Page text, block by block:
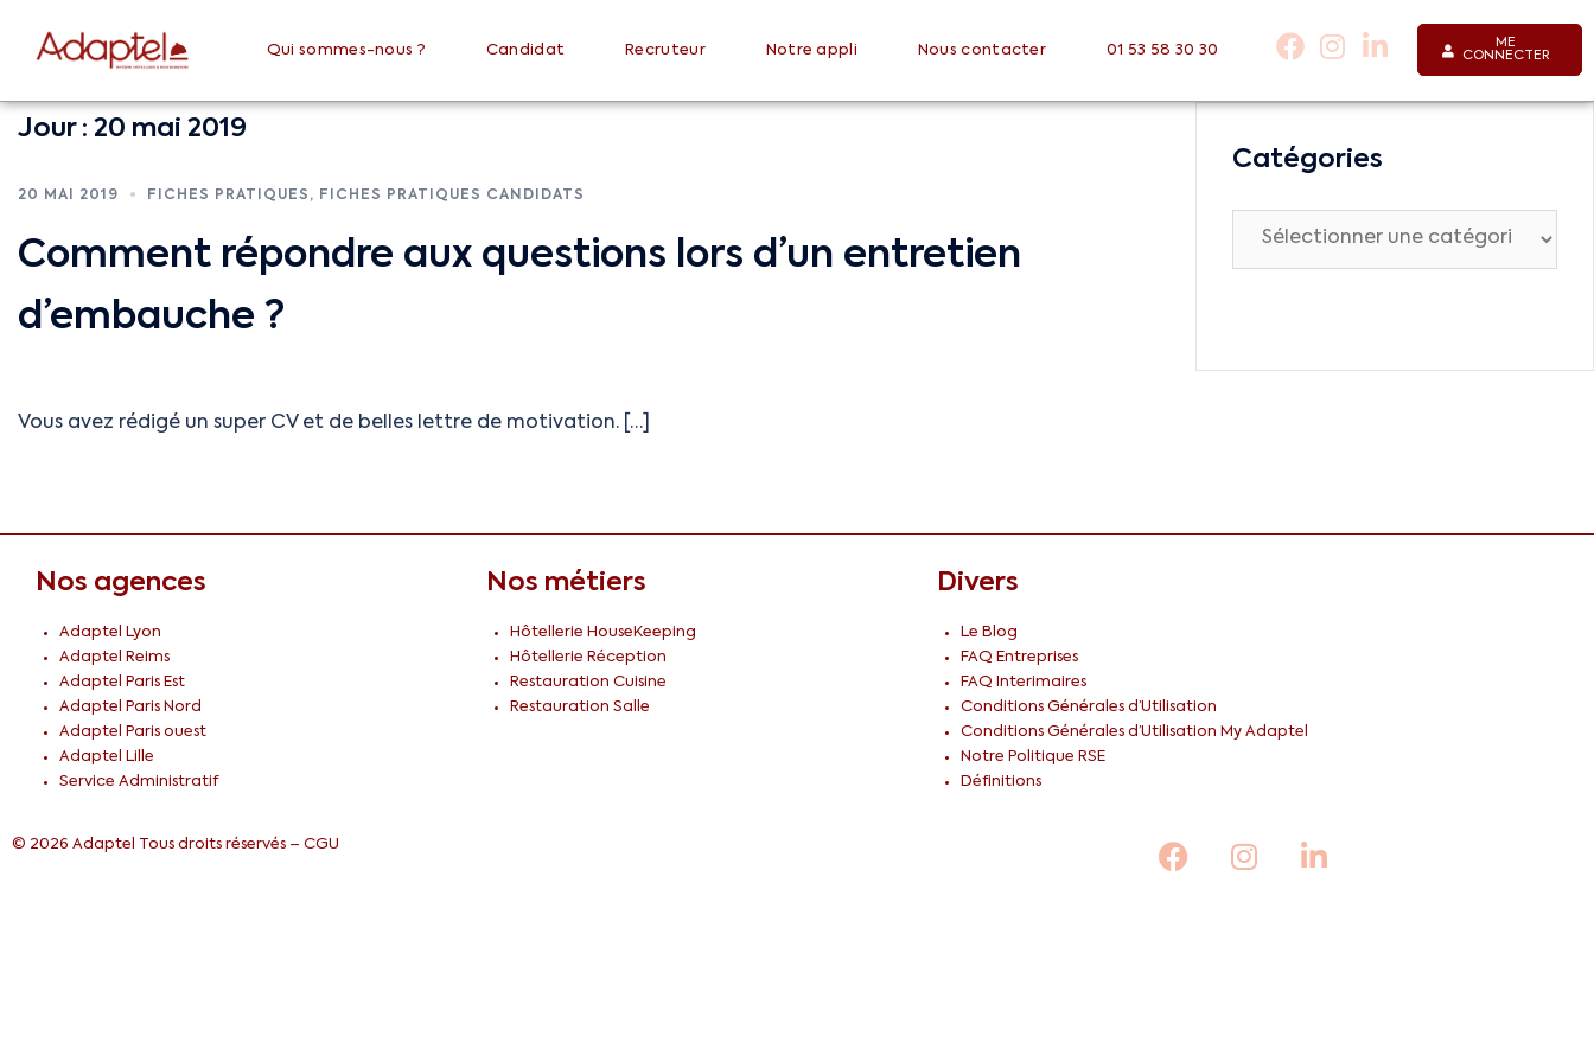
Qui sommes-nous ? Candidat Recruteur Notre appli Nous contacter 01 53 58 30 30
ME
CONNECTER
Jour : 20 mai 2019
20 MAI 2019 FICHES PRATIQUES , FICHES PRATIQUES CANDIDATS
Comment répondre aux questions lors d’un entretien
d’embauche ?
Vous avez rédigé un super CV et de belles lettre de motivation. […]
Catégories
Nos agences
Adaptel Lyon
Adaptel Reims
Adaptel Paris Est
Adaptel Paris Nord
Adaptel Paris ouest
Adaptel Lille
Service Administratif
Nos métiers
Hôtellerie HouseKeeping
Hôtellerie Réception
Restauration Cuisine
Restauration Salle
Divers
Le Blog
FAQ Entreprises
FAQ Interimaires
Conditions Générales d’Utilisation
Conditions Générales d’Utilisation My Adaptel
Notre Politique RSE
Définitions
© 2026 Adaptel Tous droits réservés – CGU